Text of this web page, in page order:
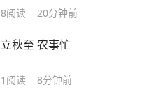
泰斗的睿智哲思
8阅读 20分钟前
立秋至 农事忙
1 阅读 8分钟前